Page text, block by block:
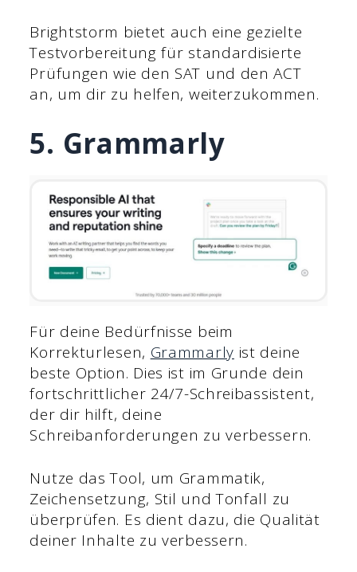
Brightstorm bietet auch eine gezielte
Testvorbereitung für standardisierte
Prüfungen wie den SAT und den ACT
an, um dir zu helfen, weiterzukommen.
5. Grammarly
Für deine Bedürfnisse beim
Korrekturlesen, Grammarly ist deine
beste Option. Dies ist im Grunde dein
fortschrittlicher 24/7-Schreibassistent,
der dir hilft, deine
Schreibanforderungen zu verbessern.
Nutze das Tool, um Grammatik,
Zeichensetzung, Stil und Tonfall zu
überprüfen. Es dient dazu, die Qualität
deiner Inhalte zu verbessern.